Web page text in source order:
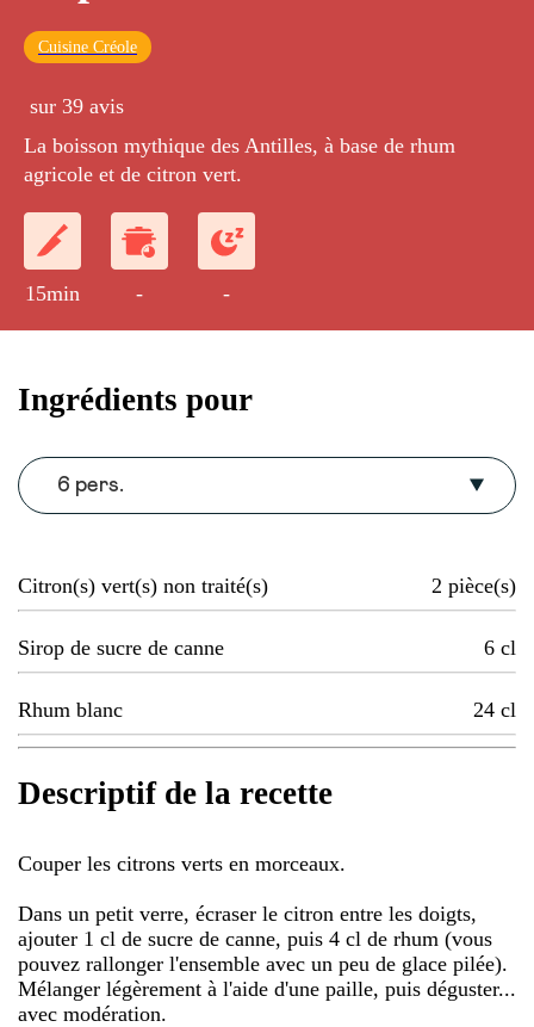
Cuisine Créole
sur 39 avis
La boisson mythique des Antilles, à base de rhum
agricole et de citron vert.
15min - -
Ingrédients pour
6 pers.
Citron(s) vert(s) non traité(s) 2 pièce(s)
Sirop de sucre de canne 6 cl
Rhum blanc 24 cl
Descriptif de la recette
Couper les citrons verts en morceaux.
Dans un petit verre, écraser le citron entre les doigts,
ajouter 1 cl de sucre de canne, puis 4 cl de rhum (vous
pouvez rallonger l'ensemble avec un peu de glace pilée).
Mélanger légèrement à l'aide d'une paille, puis déguster...
avec modération.